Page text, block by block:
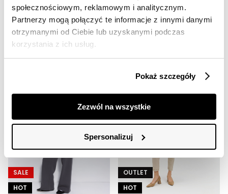
społecznościowym, reklamowym i analitycznym.
Partnerzy mogą połączyć te informacje z innymi danymi
otrzymanymi od Ciebie lub uzyskanymi podczas
korzystania z ich usług.
Pokaż szczegóły
Zezwól na wszystkie
Spersonalizuj
Spodnie w paski w rustykalnym stylu
39,99 zł
Cena regularna 119,99 zł
Najniższa cena z 30 dni przed
obniżką49,99 zł
69,99 zł
Cena regularna129,99 zł
Najniższa cena z 30 dni przed
SALE
HOT
OUTLET
HOT